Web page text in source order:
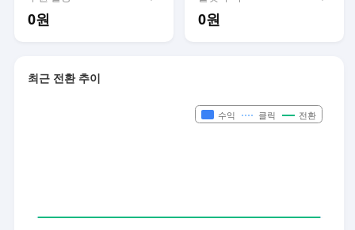
0원 0원
최근 전환 추이